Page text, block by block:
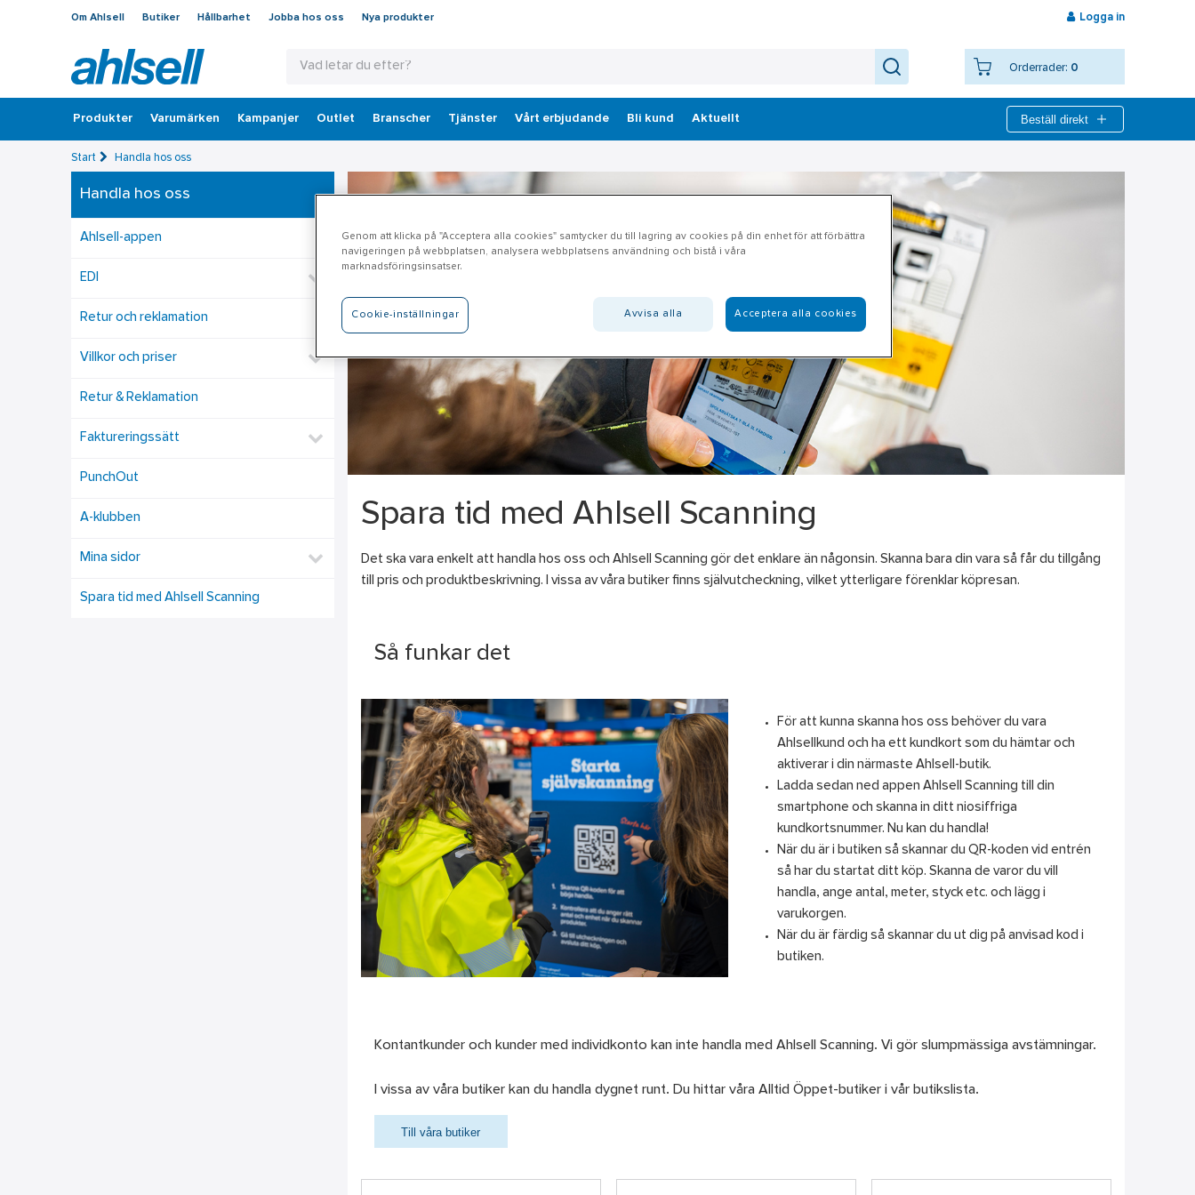
Om Ahlsell Butiker Hållbarhet Jobba hos oss Nya produkter Logga in
Orderrader: 0
Produkter Varumärken Kampanjer Outlet Branscher Tjänster Vårt erbjudande Bli kund Aktuellt Beställ direkt
Start Handla hos oss
Handla hos oss
Ahlsell-appen
EDI
Retur och reklamation
Villkor och priser
Retur & Reklamation
Faktureringssätt
PunchOut
A-klubben
Mina sidor
Spara tid med Ahlsell Scanning
Spara tid med Ahlsell Scanning
Det ska vara enkelt att handla hos oss och Ahlsell Scanning gör det enklare än någonsin. Skanna bara din vara så får du tillgång
till pris och produktbeskrivning. I vissa av våra butiker finns självutcheckning, vilket ytterligare förenklar köpresan.
Så funkar det
För att kunna skanna hos oss behöver du vara
Ahlsellkund och ha ett kundkort som du hämtar och
aktiverar i din närmaste Ahlsell-butik.
Ladda sedan ned appen Ahlsell Scanning till din
smartphone och skanna in ditt niosiffriga
kundkortsnummer. Nu kan du handla!
När du är i butiken så skannar du QR-koden vid entrén
så har du startat ditt köp. Skanna de varor du vill
handla, ange antal, meter, styck etc. och lägg i
varukorgen.
När du är färdig så skannar du ut dig på anvisad kod i
butiken.
Kontantkunder och kunder med individkonto kan inte handla med Ahlsell Scanning. Vi gör slumpmässiga avstämningar.
I vissa av våra butiker kan du handla dygnet runt. Du hittar våra Alltid Öppet-butiker i vår butikslista.
Till våra butiker
Genom att klicka på "Acceptera alla cookies" samtycker du till lagring av cookies på din enhet för att förbättra
navigeringen på webbplatsen, analysera webbplatsens användning och bistå i våra
marknadsföringsinsatser.
Cookie-inställningar Avvisa alla Acceptera alla cookies